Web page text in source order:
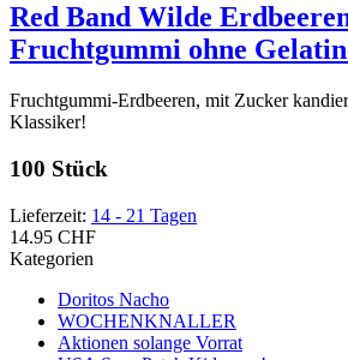
Red Band Wilde
Fruchtgummi ohne
Fruchtgummi-Erdbeeren, mit Zucker
Klassiker!
100 Stück
Lieferzeit: 14 - 21 Tagen
14.95 CHF
Kategorien
Doritos Nacho
WOCHENKNALLER
Aktionen solange Vorrat